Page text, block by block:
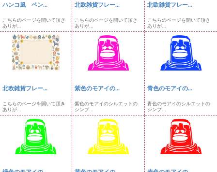
ハンコ風 ペン...
こちらのページを開いて頂き
ありが...
北欧雑貨フレー...
こちらのページを開いて頂き
ありが...
北欧雑貨フレー...
こちらのページを開いて頂き
ありが...
北欧雑貨フレー...
こちらのページを開いて頂き
ありが...
紫色のモアイの...
紫色のモアイのシルエットの
シンプ...
青色のモアイの...
青色のモアイのシルエットの
シンプ...